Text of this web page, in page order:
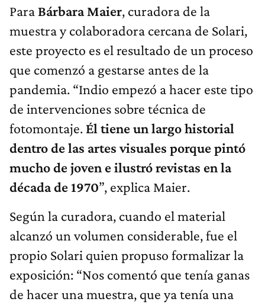
Para Bárbara Maier, curadora de la
muestra y colaboradora cercana de Solari,
este proyecto es el resultado de un proceso
que comenzó a gestarse antes de la
pandemia. “Indio empezó a hacer este tipo
de intervenciones sobre técnica de
fotomontaje. Él tiene un largo historial
dentro de las artes visuales porque pintó
mucho de joven e ilustró revistas en la
década de 1970”, explica Maier.
Según la curadora, cuando el material
alcanzó un volumen considerable, fue el
propio Solari quien propuso formalizar la
exposición: “Nos comentó que tenía ganas
de hacer una muestra, que ya tenía una